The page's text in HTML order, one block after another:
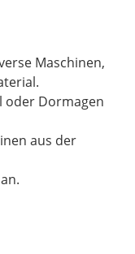
Maschinen,
oder Dormagen
aus der